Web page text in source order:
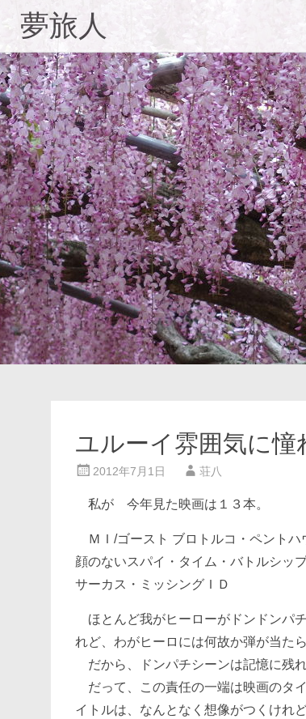
ン
ツ
へ
ス
キ
ッ
プ
夢旅人
ユルーイ雰囲気に憧
2012年7月1日 荘八
私が 今年見た映画は１３本。
ＭＩ/ゴースト ブロトルコ・ペントハ
顔のないスパイ・タイム・バトルシッ
サーカス・ミッシングＩＤ
ほとんど我がヒーローがドンドンパ
れど、わがヒーロには何故か弾が当た
だから、ドンパチシーンは記憶に残
だって、この責任の一端は映画のタ
イトルは、なんとなく想像がつくけれ